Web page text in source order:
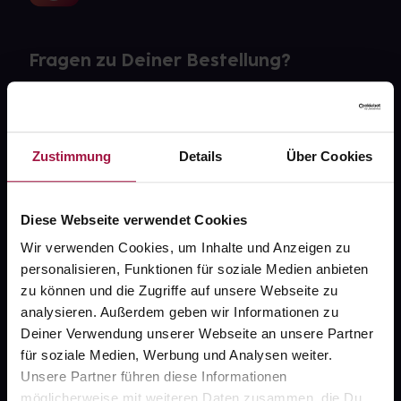
Zustimmung Details Über Cookies
Diese Webseite verwendet Cookies
Wir verwenden Cookies, um Inhalte und Anzeigen zu
personalisieren, Funktionen für soziale Medien anbieten
zu können und die Zugriffe auf unsere Webseite zu
analysieren. Außerdem geben wir Informationen zu
Deiner Verwendung unserer Webseite an unsere Partner
für soziale Medien, Werbung und Analysen weiter.
Unsere Partner führen diese Informationen
Fragen zu Deiner Bestellung?
Über uns
Karriere